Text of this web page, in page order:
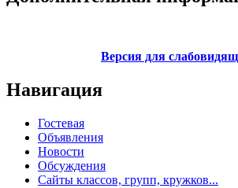
Версия для
Навигация
Гостевая
Объявления
Новости
Обсуждения
Сайты классов, групп, кружков...